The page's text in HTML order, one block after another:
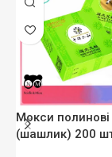
Мокси полинові
(шашлик) 200